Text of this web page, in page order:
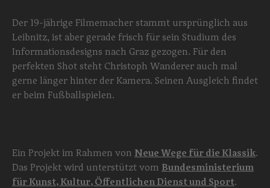
Der 19-jährige Filmemacher stammt ursprünglich aus
Leibnitz, ist aber gerade frisch für sein Studium des
Informationsdesigns nach Graz gezogen. Für den
perfekten Shot steht Christoph Wanderer auch mal
gerne länger hinter der Kamera. Seinen Ausgleich findet
er beim Fußballspielen.
Ein Projekt im Rahmen von Neue Wege für die Klassik.
Das Projekt wird unterstützt vom Bundesministerium
für Kunst, Kultur, Öffentlichen Dienst und Sport.